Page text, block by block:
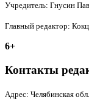
Учредитель: Гнусин
Главный редактор:
6+
Контакты
Адрес: Челябинская